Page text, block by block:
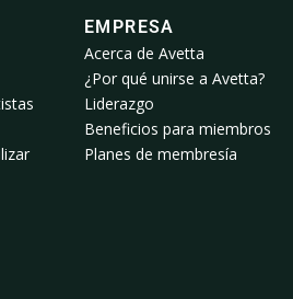
EMPRESA
Acerca de Avetta
¿Por qué unirse a Avetta?
Liderazgo
Beneficios para miembros
Planes de membresía